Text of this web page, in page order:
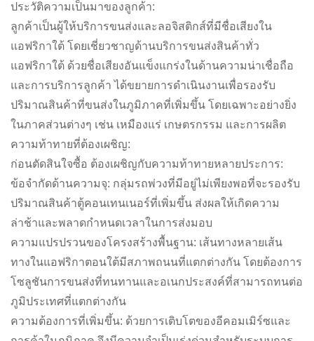
ประวัติความเป็นมาของลูกค้า:
ลูกค้าเป็นผู้ให้บริการขนส่งและลอจิสติกส์ที่มีชื่อเสียงใน
แอฟริกาใต้ โดยเชี่ยวชาญด้านบริการขนส่งสินค้าทั่ว
แอฟริกาใต้ ด้วยชื่อเสียงอันแข็งแกร่งในด้านความน่าเชื่อถือ
และการบริการลูกค้า ได้ขยายการดำเนินงานเพื่อรองรับ
ปริมาณสินค้าที่ขนส่งในภูมิภาคที่เพิ่มขึ้น โดยเฉพาะอย่างยิ่ง
ในภาคส่วนต่างๆ เช่น เหมืองแร่ เกษตรกรรม และการผลิต
ความท้าทายที่ต้องเผชิญ:
ก่อนตัดสินใจซื้อ ต้องเผชิญกับความท้าทายหลายประการ:
ข้อจำกัดด้านความจุ: กลุ่มรถพ่วงที่มีอยู่ไม่เพียงพอที่จะรองรับ
ปริมาณสินค้าตู้คอนเทนเนอร์ที่เพิ่มขึ้น ส่งผลให้เกิดความ
ล่าช้าและพลาดกำหนดเวลาในการส่งมอบ
ความแปรปรวนของโครงสร้างพื้นฐาน: เส้นทางหลายเส้น
ทางในแอฟริกาตอนใต้มีสภาพถนนที่แตกต่างกัน โดยต้องการ
โซลูชันการขนส่งที่ทนทานและอเนกประสงค์ที่สามารถทนต่อ
ภูมิประเทศที่แตกต่างกัน
ความต้องการที่เพิ่มขึ้น: ด้วยการเติบโตของอีคอมเมิร์ซและ